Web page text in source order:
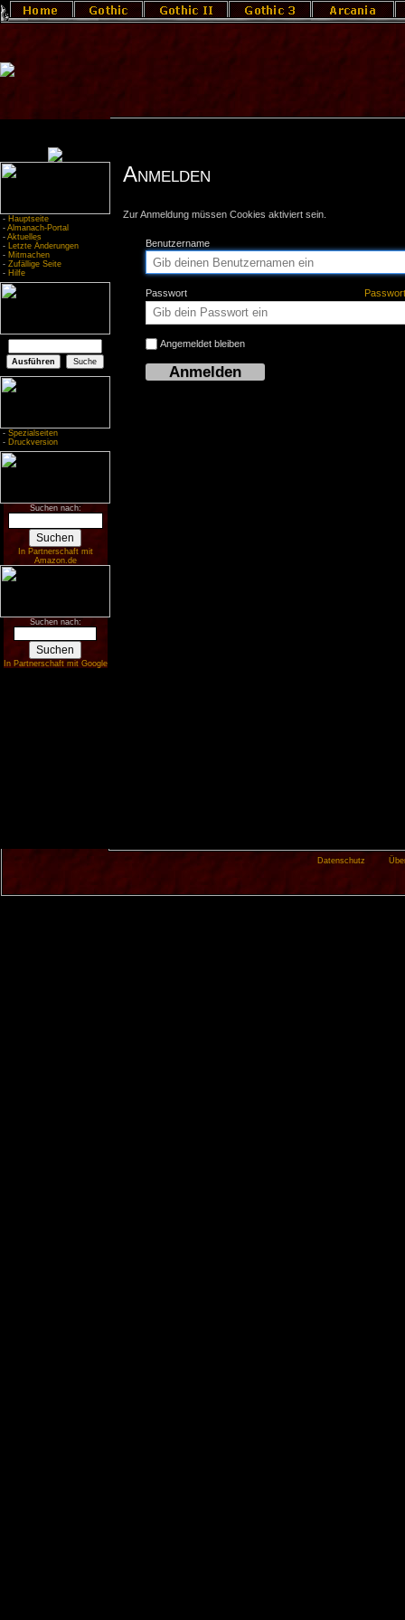
- Hauptseite
- Almanach-Portal
- Aktuelles
- Letzte Änderungen
- Mitmachen
- Zufällige Seite
- Hilfe
- Spezialseiten
- Druckversion
Suchen nach:
In Partnerschaft mit
Amazon.de
Suchen nach:
In Partnerschaft mit Google
Anmelden
Zur Anmeldung müssen Cookies aktiviert sein.
Benutzername
Passwort
Angemeldet bleiben
Datenschutz